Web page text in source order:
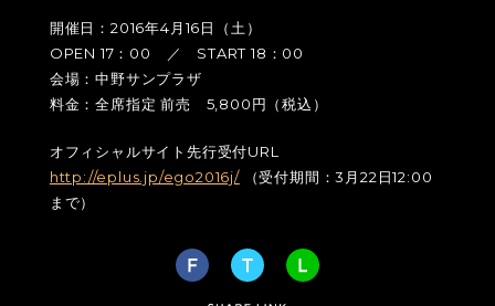
開催日：2016年4月16日（土）
OPEN 17：00 ／ START 18：00
会場：中野サンプラザ
料金：全席指定 前売 5,800円（税込）
オフィシャルサイト先行受付URL
http://eplus.jp/ego2016j/（受付期間：3月22日12:00
まで）